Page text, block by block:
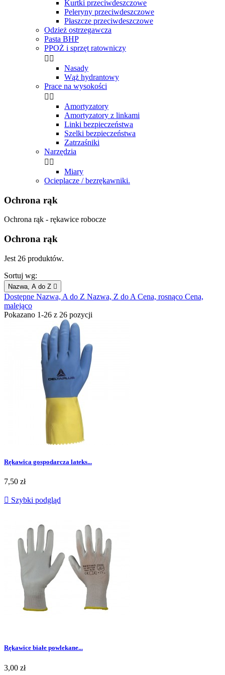
Kurtki przeciwdeszczowe
Peleryny przeciwdeszczowe
Płaszcze przeciwdeszczowe
Odzież ostrzegawcza
Pasta BHP
PPOŻ i sprzęt ratowniczy
 
Nasady
Wąż hydrantowy
Prace na wysokości
 
Amortyzatory
Amortyzatory z linkami
Linki bezpieczeństwa
Szelki bezpieczeństwa
Zatrzaśniki
Narzędzia
 
Miary
Ocieplacze / bezrękawniki.
Ochrona rąk
Ochrona rąk - rękawice robocze
Ochrona rąk
Jest 26 produktów.
Sortuj wg:
Nazwa, A do Z 
Dostępne Nazwa, A do Z Nazwa, Z do A Cena, rosnąco Cena,
malejąco
Pokazano 1-26 z 26 pozycji
Rękawica gospodarcza lateks...
Cena
7,50 zł
 Szybki podgląd
Rękawice białe powlekane...
Cena
3,00 zł